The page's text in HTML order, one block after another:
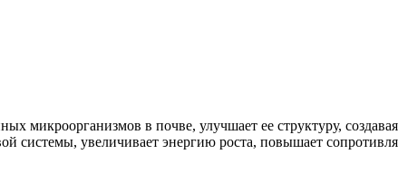
микроорганизмов в почве, улучшает ее структуру,
системы, увеличивает энергию роста, повышает